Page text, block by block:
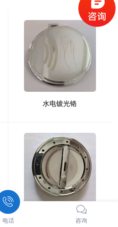
水电镀光铬
水电镀光铬
电话 咨询